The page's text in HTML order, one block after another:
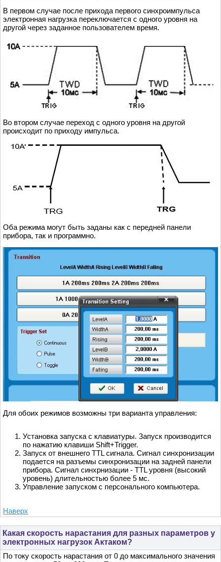
В первом случае после прихода первого синхроимпульса
электронная нагрузка переключается с одного уровня на
другой через заданное пользователем время.
Во втором случае переход с одного уровня на другой
происходит по приходу импульса.
Оба режима могут быть заданы как с передней панели
прибора, так и программно.
Для обоих режимов возможны три варианта управления:
Установка запуска с клавиатуры. Запуск производится
по нажатию клавиши Shift+Trigger.
Запуск от внешнего TTL сигнала. Сигнал синхронизации
подается на разъемы синхронизации на задней панели
прибора. Сигнал синхрнизации - TTL уровня (высокий
уровень) длительностью более 5 мс.
Управление запуском с персонального компьютера.
Наверх
Какая скорость нарастания для разных параметров у
электронных нагрузок Актаком?
По току скорость нарастания от 0 до максимального значения